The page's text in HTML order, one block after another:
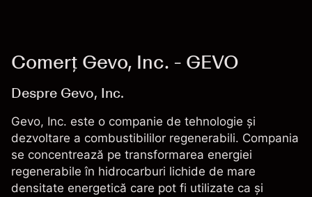
Comerț Gevo, Inc. - GEVO
Despre Gevo, Inc.
Gevo, Inc. este o companie de tehnologie și
dezvoltare a combustibililor regenerabili. Compania
se concentrează pe transformarea energiei
regenerabile în hidrocarburi lichide de mare
densitate energetică care pot fi utilizate ca și